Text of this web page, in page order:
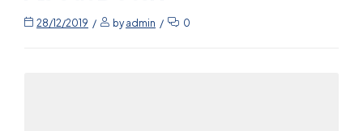
28/12/2019 byadmin 0